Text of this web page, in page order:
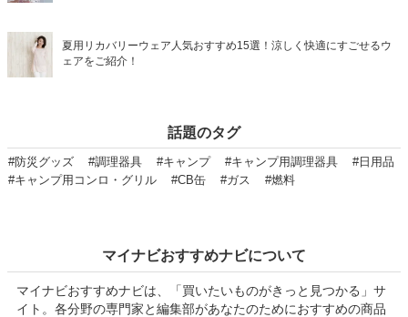
夏用リカバリーウェア人気おすすめ15選！涼しく快適にすごせるウ
ェアをご紹介！
話題のタグ
#防災グッズ #調理器具 #キャンプ #キャンプ用調理器具
#日用品
#キャンプ用コンロ・グリル
#CB缶 #ガス #燃料
マイナビおすすめナビについて
マイナビおすすめナビは、「買いたいものがきっと見つかる」サ
イト。各分野の専門家と編集部があなたのためにおすすめの商品